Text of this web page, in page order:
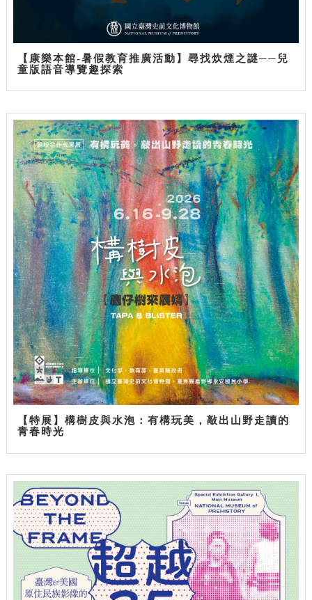
【康樂本館-暑假教育推廣活動】尋找炊煙之謎──兒
童版語音導覽趣探索
【特展】構樹皮與水泡：有構玩美，敲出山野走讀的
青春時光